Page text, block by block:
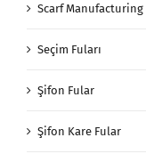
Scarf Manufacturing
Seçim Fuları
Şifon Fular
Şifon Kare Fular